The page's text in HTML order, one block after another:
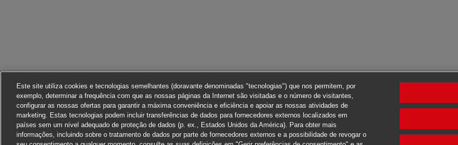
Este site utiliza cookies e tecnologias semelhantes (doravante denominadas "tecnologias") que nos permitem, por
exemplo, determinar a frequência com que as nossas páginas da Internet são visitadas e o número de visitantes,
configurar as nossas ofertas para garantir a máxima conveniência e eficiência e apoiar as nossas atividades de
marketing. Estas tecnologias podem incluir transferências de dados para fornecedores externos localizados em
países sem um nível adequado de proteção de dados (p. ex., Estados Unidos da América). Para obter mais
informações, incluindo sobre o tratamento de dados por parte de fornecedores externos e a possibilidade de revogar o